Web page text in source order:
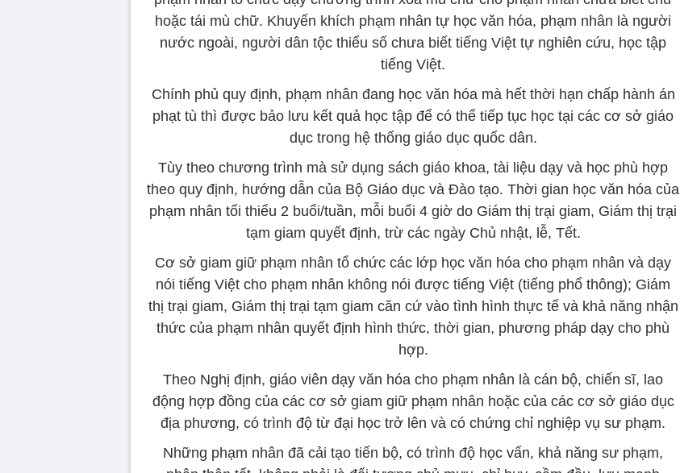
hoặc tái mù chữ. Khuyến khích phạm nhân tự học văn hóa, phạm nhân là người
nước ngoài, người dân tộc thiểu số chưa biết tiếng Việt tự nghiên cứu, học tập
tiếng Việt.
Chính phủ quy định, phạm nhân đang học văn hóa mà hết thời hạn chấp hành án
phạt tù thì được bảo lưu kết quả học tập để có thể tiếp tục học tại các cơ sở giáo
dục trong hệ thống giáo dục quốc dân.
Tùy theo chương trình mà sử dụng sách giáo khoa, tài liệu dạy và học phù hợp
theo quy định, hướng dẫn của Bộ Giáo dục và Đào tạo. Thời gian học văn hóa của
phạm nhân tối thiểu 2 buổi/tuần, mỗi buổi 4 giờ do Giám thị trại giam, Giám thị trại
tạm giam quyết định, trừ các ngày Chủ nhật, lễ, Tết.
Cơ sở giam giữ phạm nhân tổ chức các lớp học văn hóa cho phạm nhân và dạy
nói tiếng Việt cho phạm nhân không nói được tiếng Việt (tiếng phổ thông); Giám
thị trại giam, Giám thị trại tạm giam căn cứ vào tình hình thực tế và khả năng nhận
thức của phạm nhân quyết định hình thức, thời gian, phương pháp dạy cho phù
hợp.
Theo Nghị định, giáo viên dạy văn hóa cho phạm nhân là cán bộ, chiến sĩ, lao
động hợp đồng của các cơ sở giam giữ phạm nhân hoặc của các cơ sở giáo dục
địa phương, có trình độ từ đại học trở lên và có chứng chỉ nghiệp vụ sư phạm.
Những phạm nhân đã cải tạo tiến bộ, có trình độ học vấn, khả năng sư phạm,